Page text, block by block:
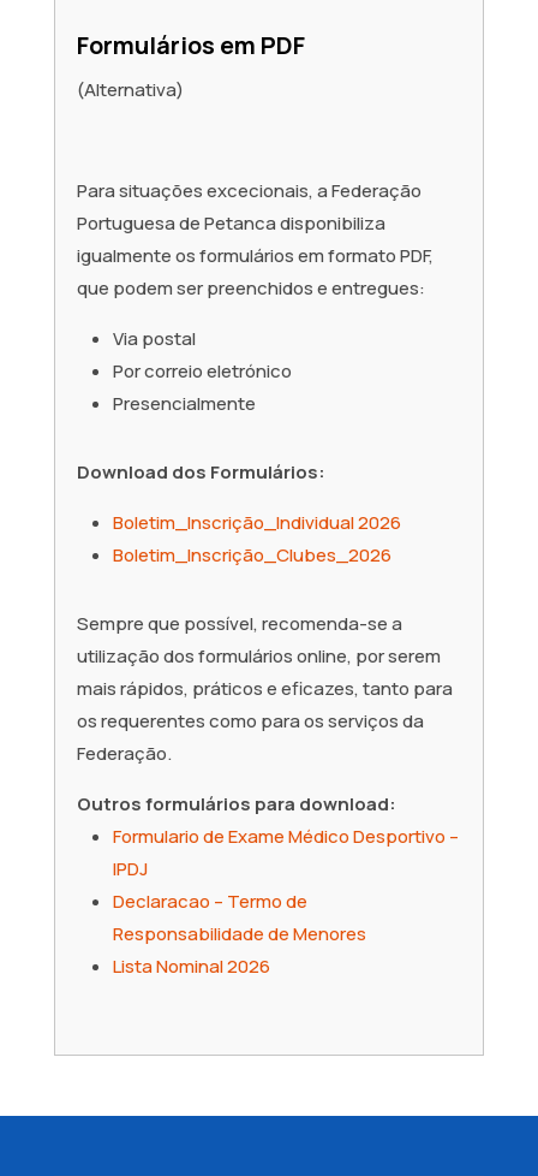
Formulários em PDF
(Alternativa)
Para situações excecionais, a Federação
Portuguesa de Petanca disponibiliza
igualmente os formulários em formato PDF,
que podem ser preenchidos e entregues:
Via postal
Por correio eletrónico
Presencialmente
Download dos Formulários:
Boletim_Inscrição_Individual 2026
Boletim_Inscrição_Clubes_2026
Sempre que possível, recomenda-se a
utilização dos formulários online, por serem
mais rápidos, práticos e eficazes, tanto para
os requerentes como para os serviços da
Federação.
Outros formulários para download:
Formulario de Exame Médico Desportivo –
IPDJ
Declaracao – Termo de
Responsabilidade de Menores
Lista Nominal 2026